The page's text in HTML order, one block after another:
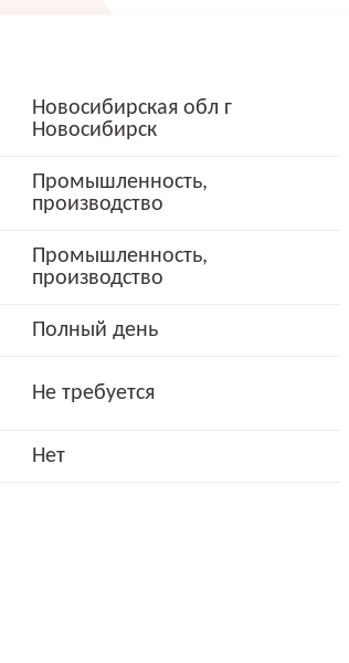
Новосибирская обл г
Новосибирск
Промышленность,
производство
Промышленность,
производство
Полный день
Не требуется
Нет